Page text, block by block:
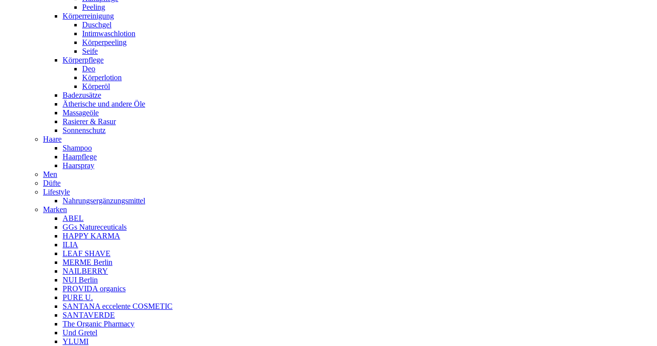
Peeling
Körperreinigung
Duschgel
Intimwaschlotion
Körperpeeling
Seife
Körperpflege
Deo
Körperlotion
Körperöl
Badezusätze
Ätherische und andere Öle
Massageöle
Rasierer & Rasur
Sonnenschutz
Haare
Shampoo
Haarpflege
Haarspray
Men
Düfte
Lifestyle
Nahrungsergänzungsmittel
Marken
ABEL
GGs Natureceuticals
HAPPY KARMA
ILIA
LEAF SHAVE
MERME Berlin
NAILBERRY
NUI Berlin
PROVIDA organics
PURE U.
SANTANA eccelente COSMETIC
SANTAVERDE
The Organic Pharmacy
Und Gretel
YLUMI